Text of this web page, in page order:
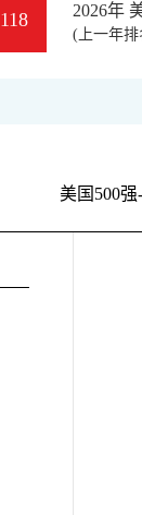
118 2026年
(上一年排
美国500强